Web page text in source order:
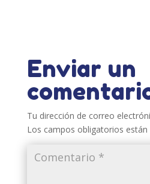
Enviar un
Tu dirección de correo
Los campos obligatorios